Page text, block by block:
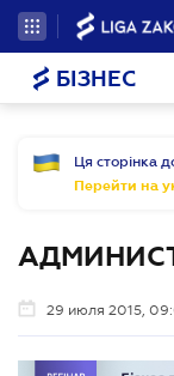
БІЗНЕС
Ця сторінка
Перейти на
29 июля 2015,